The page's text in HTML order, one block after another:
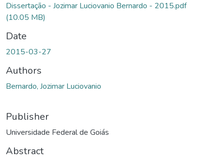
Dissertação - Jozimar Luciovanio Bernardo - 2015.pdf
(10.05 MB)
Date
2015-03-27
Authors
Bernardo, Jozimar Luciovanio
Publisher
Universidade Federal de Goiás
Abstract